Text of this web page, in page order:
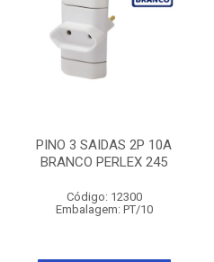
PINO 3 SAIDAS 2P 10A
BRANCO PERLEX 245
Código: 12300
Embalagem: PT/10